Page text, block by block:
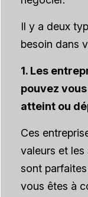
Il y a deux
besoin dans
1. Les
pouvez
atteint ou
Ces
valeurs et
sont
vous êtes à